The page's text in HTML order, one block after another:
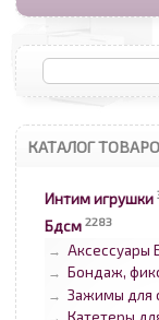
КАТАЛОГ
Интим игрушки
Бдсм 2283
→ Аксессуары
→ Бондаж,
→ Зажимы для